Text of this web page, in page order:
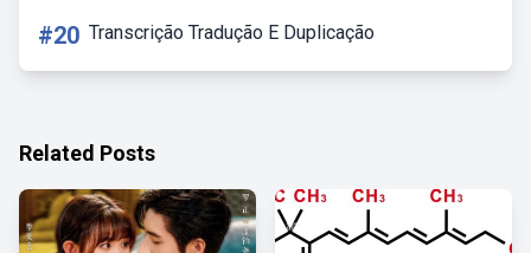
#20 Transcrição Tradução E Duplicação
Related Posts